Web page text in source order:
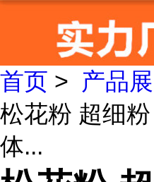
首页 > 产品
松花粉 超细
体...